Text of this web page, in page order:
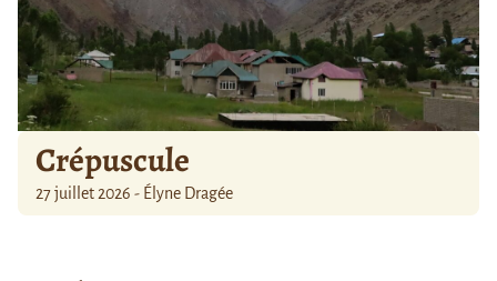
Crépuscule
27 juillet 2026 - Élyne Dragée